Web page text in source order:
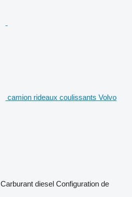
camion rideaux coulissants Volvo
Carburant diesel Configuration de